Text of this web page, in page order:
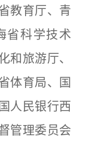
教育厅、青
省科学技术
和旅游厅、
体育局、国
人民银行西
管理委员会